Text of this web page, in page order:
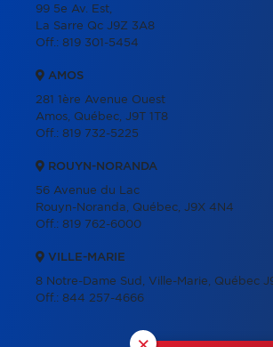
99 5e Av. Est,
La Sarre Qc J9Z 3A8
Off.: 819 301-5454
AMOS
281 1ère Avenue Ouest
Amos, Québec, J9T 1T8
Off.: 819 732-5225
ROUYN-NORANDA
56 Avenue du Lac
Rouyn-Noranda, Québec, J9X 4N4
Off.: 819 762-6000
VILLE-MARIE
8 Notre-Dame Sud, Ville-Marie, Québec
Off.: 844 257-4666